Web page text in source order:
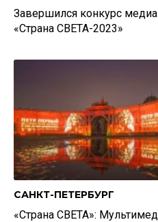
Завершился конкурс
«Страна СВЕТА-2023»
САНКТ-ПЕТЕРБУРГ
«Страна СВЕТА»: